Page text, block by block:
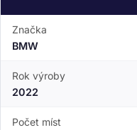
Značka
BMW
Rok výroby
2022
Počet míst